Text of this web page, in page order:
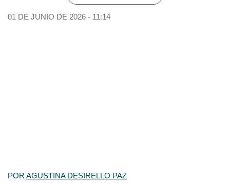
01 DE JUNIO DE 2026 - 11:14
POR AGUSTINA DESIRELLO PAZ